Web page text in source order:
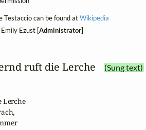
can be found atWikipedia
Ezust [Administrator]
ruft die Lerche (Sung text)
Lerche